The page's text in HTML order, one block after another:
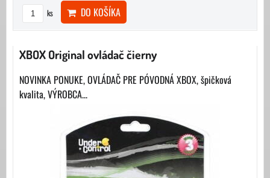
ks DO KOŠÍKA
XBOX Original ovládač čierny
NOVINKA PONUKE, OVLÁDAČ PRE PÓVODNÁ XBOX, špičková
kvalita, VÝROBCA...